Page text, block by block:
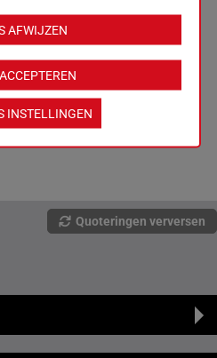
2p 2p 3p
9p
8
Quoteringen verversen
AFWIJZEN
INSTELLINGEN